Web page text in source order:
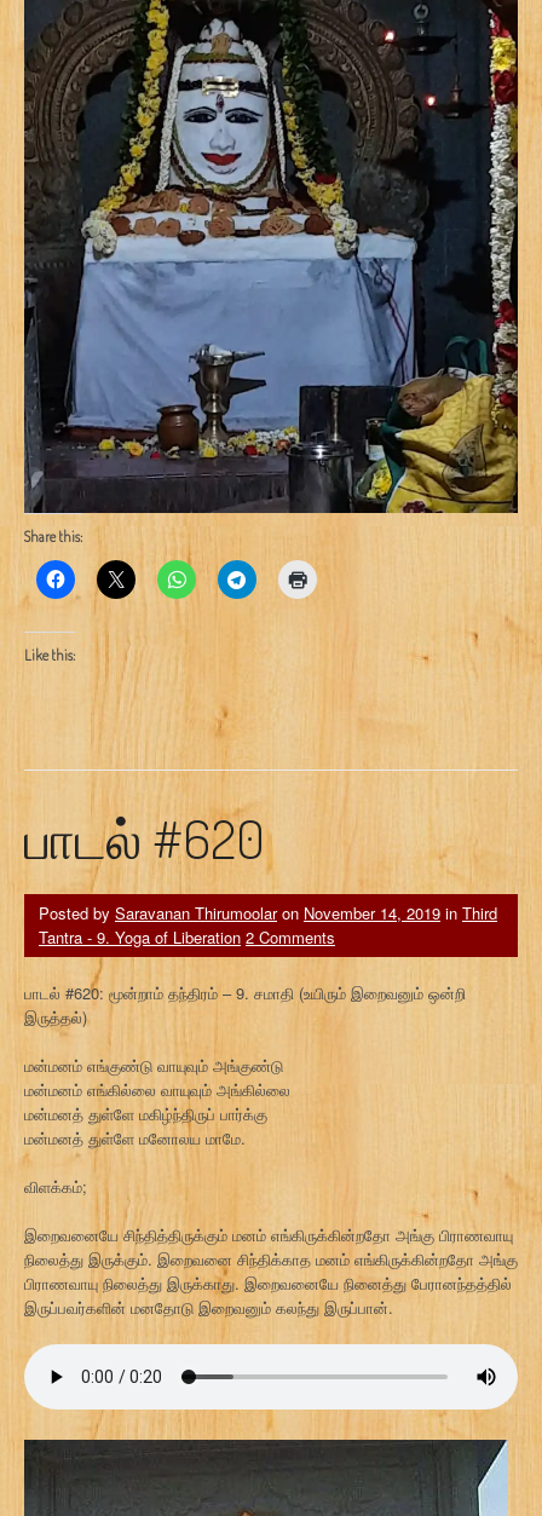
Share this:
Like this:
பாடல் #620
Posted by Saravanan Thirumoolaron November 14, 2019 in Third
Tantra - 9. Yoga of Liberation 2 Comments
பாடல் #620: மூன்றாம் தந்திரம் – 9. சமாதி (உயிரும் இறைவனும் ஒன்றி
இருத்தல்)
மன்மனம் எங்குண்டு வாயுவும் அங்குண்டு
மன்மனம் எங்கில்லை வாயுவும் அங்கில்லை
மன்மனத் துள்ளே மகிழ்ந்திருப் பார்க்கு
மன்மனத் துள்ளே மனோலய மாமே.
விளக்கம்;
இறைவனையே சிந்தித்திருக்கும் மனம் எங்கிருக்கின்றதோ அங்கு பிராணவாயு
நிலைத்து இருக்கும். இறைவனை சிந்திக்காத மனம் எங்கிருக்கின்றதோ அங்கு
பிராணவாயு நிலைத்து இருக்காது. இறைவனையே நினைத்து பேரானந்தத்தில்
இருப்பவர்களின் மனதோடு இறைவனும் கலந்து இருப்பான்.